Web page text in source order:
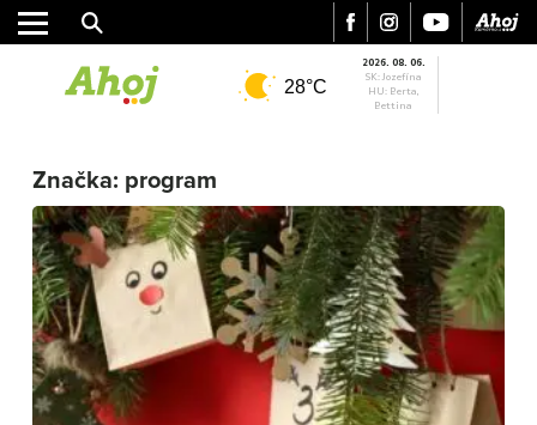
MESTO
REGIÓN
ŠPORT
KULTÚRA
FOTKY
28°C
2026. 08. 06.
SK: Jozefína
HU: Berta,
Bettina
Značka: program